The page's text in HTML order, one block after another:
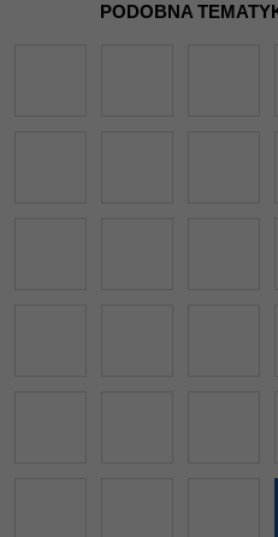
PODOBNA